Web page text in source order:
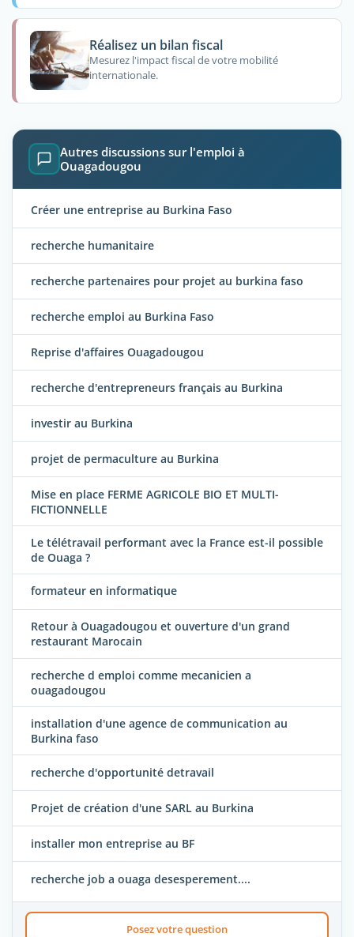
Réalisez un bilan fiscal
Mesurez l'impact fiscal de votre mobilité
internationale.
Autres discussions sur l'emploi à
Ouagadougou
Créer une entreprise au Burkina Faso
recherche humanitaire
recherche partenaires pour projet au burkina faso
recherche emploi au Burkina Faso
Reprise d'affaires Ouagadougou
recherche d'entrepreneurs français au Burkina
investir au Burkina
projet de permaculture au Burkina
Mise en place FERME AGRICOLE BIO ET MULTI-
FICTIONNELLE
Le télétravail performant avec la France est-il possible
de Ouaga ?
formateur en informatique
Retour à Ouagadougou et ouverture d'un grand
restaurant Marocain
recherche d emploi comme mecanicien a
ouagadougou
installation d'une agence de communication au
Burkina faso
recherche d'opportunité detravail
Projet de création d'une SARL au Burkina
installer mon entreprise au BF
recherche job a ouaga desesperement....
Posez votre question